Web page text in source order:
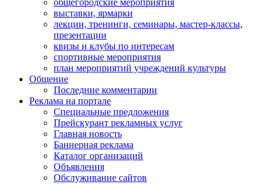
общегородские мероприятия
выставки, ярмарки
лекции, тренинги, семинары, мастер-классы,
презентации
квизы и клубы по интересам
спортивные мероприятия
план мероприятий учреждений культуры
Общение
Последние комментарии
Реклама на портале
Специальные предложения
Прейскурант рекламных услуг
Главная новость
Баннерная реклама
Каталог организаций
Объявления
Обслуживание сайтов